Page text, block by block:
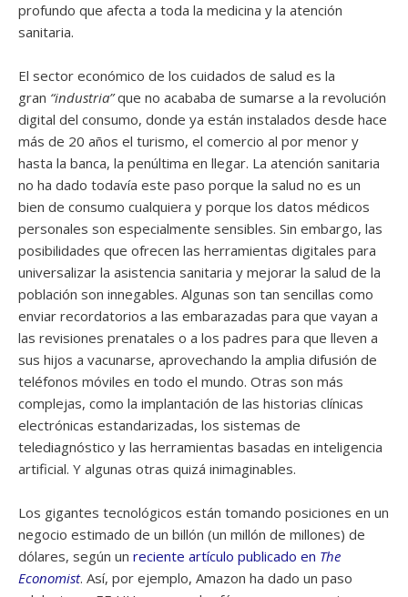
profundo que afecta a toda la medicina y la atención
sanitaria.
El sector económico de los cuidados de salud es la
gran “industria”que no acababa de sumarse a la revolución
digital del consumo, donde ya están instalados desde hace
más de 20 años el turismo, el comercio al por menor y
hasta la banca, la penúltima en llegar. La atención sanitaria
no ha dado todavía este paso porque la salud no es un
bien de consumo cualquiera y porque los datos médicos
personales son especialmente sensibles. Sin embargo, las
posibilidades que ofrecen las herramientas digitales para
universalizar la asistencia sanitaria y mejorar la salud de la
población son innegables. Algunas son tan sencillas como
enviar recordatorios a las embarazadas para que vayan a
las revisiones prenatales o a los padres para que lleven a
sus hijos a vacunarse, aprovechando la amplia difusión de
teléfonos móviles en todo el mundo. Otras son más
complejas, como la implantación de las historias clínicas
electrónicas estandarizadas, los sistemas de
telediagnóstico y las herramientas basadas en inteligencia
artificial. Y algunas otras quizá inimaginables.
Los gigantes tecnológicos están tomando posiciones en un
negocio estimado de un billón (un millón de millones) de
dólares, según un reciente artículo publicado en The
Economist. Así, por ejemplo, Amazon ha dado un paso